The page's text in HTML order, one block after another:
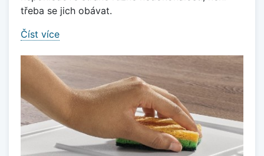
třeba se jich obávat.
Číst více